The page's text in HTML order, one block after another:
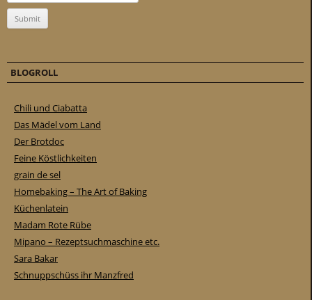
BLOGROLL
Chili und Ciabatta
Das Mädel vom Land
Der Brotdoc
Feine Köstlichkeiten
grain de sel
Homebaking – The Art of Baking
Küchenlatein
Madam Rote Rübe
Mipano – Rezeptsuchmaschine etc.
Sara Bakar
Schnuppschüss ihr Manzfred